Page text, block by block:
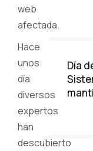
web
afectada.
Hace
unos
día
diversos
expertos
han
descubierto
Día